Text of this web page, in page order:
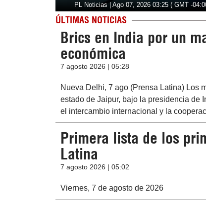
PL Noticias | Ago 07, 2026 03:25 ( GMT -
ÚLTIMAS NOTICIAS
Brics en India por un
económica
7 agosto 2026 | 05:28
Nueva Delhi, 7 ago (Prensa Latina) Los
estado de Jaipur, bajo la presidencia de
el intercambio internacional y la
Primera lista de los
Latina
7 agosto 2026 | 05:02
Viernes, 7 de agosto de 2026